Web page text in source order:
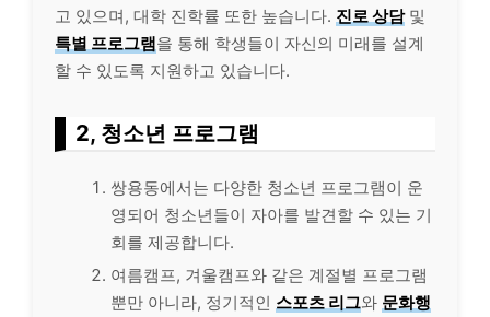
고 있으며, 대학 진학률 또한 높습니다. 진로 상담및
특별 프로그램을 통해 학생들이 자신의 미래를 설계
할 수 있도록 지원하고 있습니다.
2, 청소년 프로그램
쌍용동에서는 다양한 청소년 프로그램이 운
영되어 청소년들이 자아를 발견할 수 있는 기
회를 제공합니다.
여름캠프, 겨울캠프와 같은 계절별 프로그램
뿐만 아니라, 정기적인 스포츠 리그와 문화행